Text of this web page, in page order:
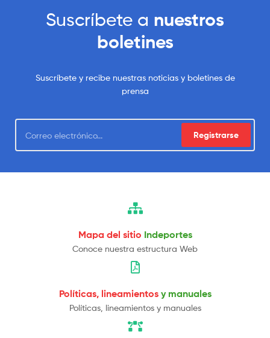
Suscríbete a nuestros
boletines
Suscríbete y recibe nuestras noticias y boletines de
prensa
Registrarse
Mapa del sitio Indeportes
Conoce nuestra estructura Web
Políticas, lineamientos y manuales
Políticas, lineamientos y manuales